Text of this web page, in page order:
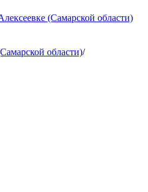
(Самарской области)
области)/